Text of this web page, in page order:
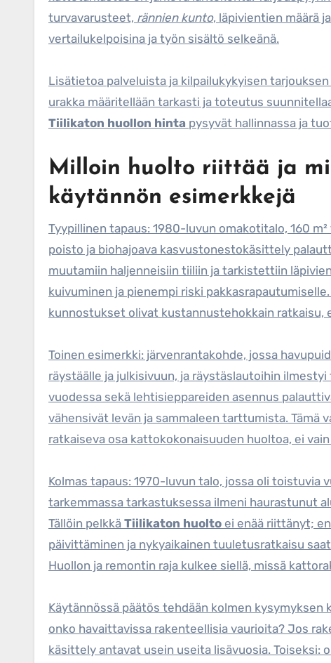
turvavarusteet, rännien kunto, läpivientien määrä
vertailukelpoisina ja työn sisältö selkeänä.
Lisätietoa palveluista ja kilpailukykyisen
urakka määritellään tarkasti ja toteutus
Tiilikaton huollon hinta pysyvät hallinnassa ja
Milloin huolto riittää ja
käytännön esimerkkejä
Tyypillinen tapaus: 1980-luvun omakotitalo, 160
poisto ja biohajoava kasvustonestokäsittely
muutamiin haljenneisiin tiiliin ja tarkistettiin
kuivuminen ja pienempi riski
kunnostukset olivat kustannustehokkain ratkaisu,
Toinen esimerkki: järvenrantakohde, jossa
räystäälle ja julkisivuun, ja räystäslautoihin
vuodessa sekä lehtisieppareiden asennus
vähensivät levän ja sammaleen tarttumista. Tämä
ratkaiseva osa kattokokonaisuuden huoltoa, ei
Kolmas tapaus: 1970-luvun talo, jossa oli toistuvia
tarkemmassa tarkastuksessa ilmeni haurastunut
Tällöin pelkkä Tiilikaton huolto ei enää riittänyt;
päivittäminen ja nykyaikainen tuuletusratkaisu
Huollon ja remontin raja kulkee siellä, missä
Käytännössä päätös tehdään kolmen kysymyksen
onko havaittavissa rakenteellisia vaurioita? Jos
käsittely antavat usein useita lisävuosia. Toiseksi: